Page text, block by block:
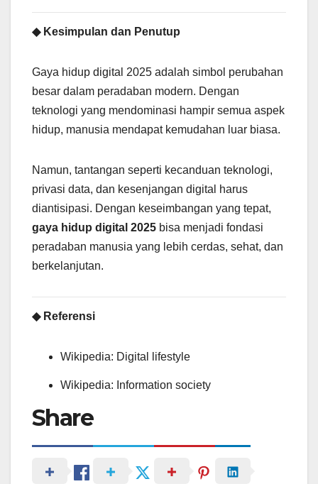
◆ Kesimpulan dan Penutup
Gaya hidup digital 2025 adalah simbol perubahan
besar dalam peradaban modern. Dengan
teknologi yang mendominasi hampir semua aspek
hidup, manusia mendapat kemudahan luar biasa.
Namun, tantangan seperti kecanduan teknologi,
privasi data, dan kesenjangan digital harus
diantisipasi. Dengan keseimbangan yang tepat,
gaya hidup digital 2025 bisa menjadi fondasi
peradaban manusia yang lebih cerdas, sehat, dan
berkelanjutan.
◆ Referensi
Wikipedia: Digital lifestyle
Wikipedia: Information society
Share